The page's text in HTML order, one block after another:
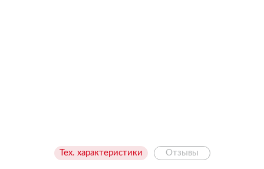
Тех. характеристики Отзывы